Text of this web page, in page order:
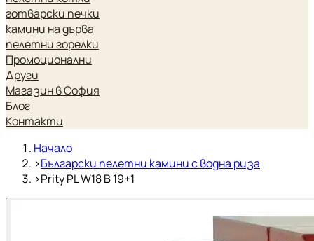
готварски печки
камини на дърва
пелетни горелки
Промоционални
Други
Магазин в София
Блог
Контакти
Начало
›Български пелетни камини с водна риза
›Prity PL W18 B 19+1